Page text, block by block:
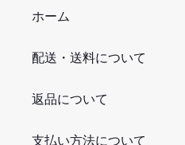
ホーム
配送・送料について
返品について
支払い方法について